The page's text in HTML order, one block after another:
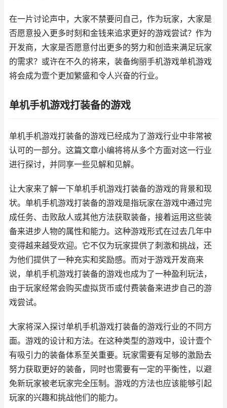
在一片讨论声中，大家不禁要问自己，作为玩家，大家是
否愿意投入更多时刻和金钱来追求更好的游戏尝试？作为
开发商，大家是否愿意付出更多的努力和创造来满足玩家
的需求？或许在不久的将来，装备绚丽手机游戏单机游戏
将会成为壹个更加繁盛和令人兴奋的行业。
单机手机游戏打装备的游戏
单机手机游戏打装备的游戏已经成为了游戏行业中非常被
认可的一部分。这篇文章小编将将从多个方面对这一行业
进行探讨，并同享一些见解和见解。
让大家来了解一下单机手机游戏打装备的游戏的背景和现
状。单机手机游戏打装备的游戏是指玩家在游戏中通过完
成任务、击败敌人或其他方法获取装备，接着运用这些装
备来进步人物的属性和能力。这种游戏形式在过去几年中
变得越来越受欢迎。它不仅为玩家提供了刺激和挑战，还
为他们提供了一种充实和奖励感。而对于游戏开发商来
说，单机手机游戏打装备的游戏也成为了一种盈利玩法，
由于玩家经常会购买虚拟货币或付费装备来进步自己的游
戏尝试。
大家将深入探讨单机手机游戏打装备的游戏行业的不同方
面。游戏的设计和方法。在这种类型的游戏中，设计壹个
有吸引力的装备体系至关重要。玩家需要有足够的激励去
努力获取更好的装备，同时也需要有一定的平衡性，以避
免新玩家被老玩家完全压制。游戏的方法也应该能够引起
玩家的兴趣和挑战他们的能力。